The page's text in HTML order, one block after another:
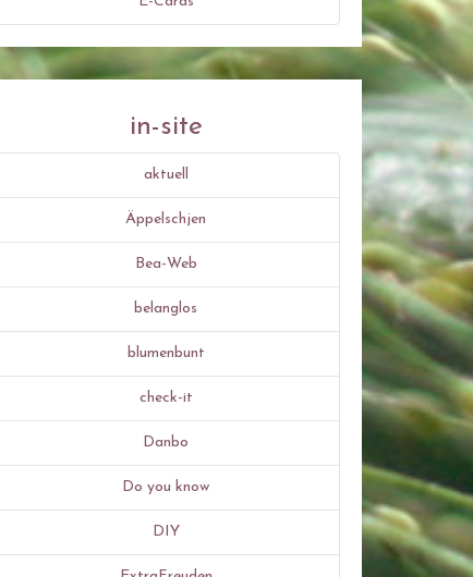
in-site
aktuell
Äppelschjen
Bea-Web
belanglos
blumenbunt
check-it
Danbo
Do you know
DIY